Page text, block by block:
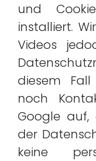
und
installiert.
Videos
diesem
noch
Google
der
keine